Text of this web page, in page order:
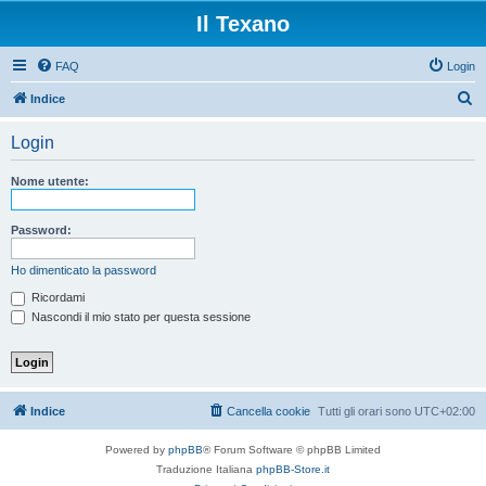
Il Texano
FAQ Login
Indice
Login
Nome utente:
Password:
Ho dimenticato la password
Ricordami
Nascondi il mio stato per questa sessione
Indice Tutti gli orari sono UTC+02:00
Cancella cookie
Powered by phpBB® Forum Software © phpBB Limited
Traduzione Italiana phpBB-Store.it